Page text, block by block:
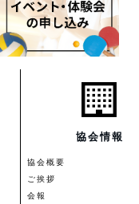
協会情報
協会概要
ご挨拶
会報